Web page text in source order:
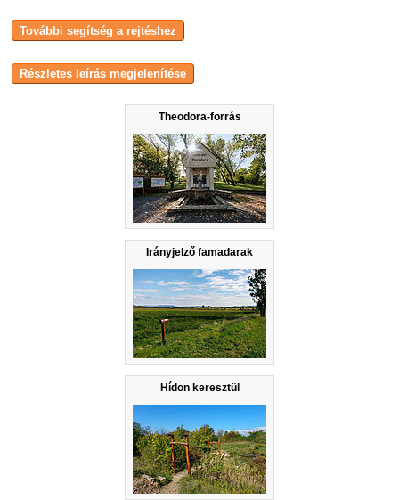
Theodora-forrás
Irányjelző famadarak
Hídon keresztül